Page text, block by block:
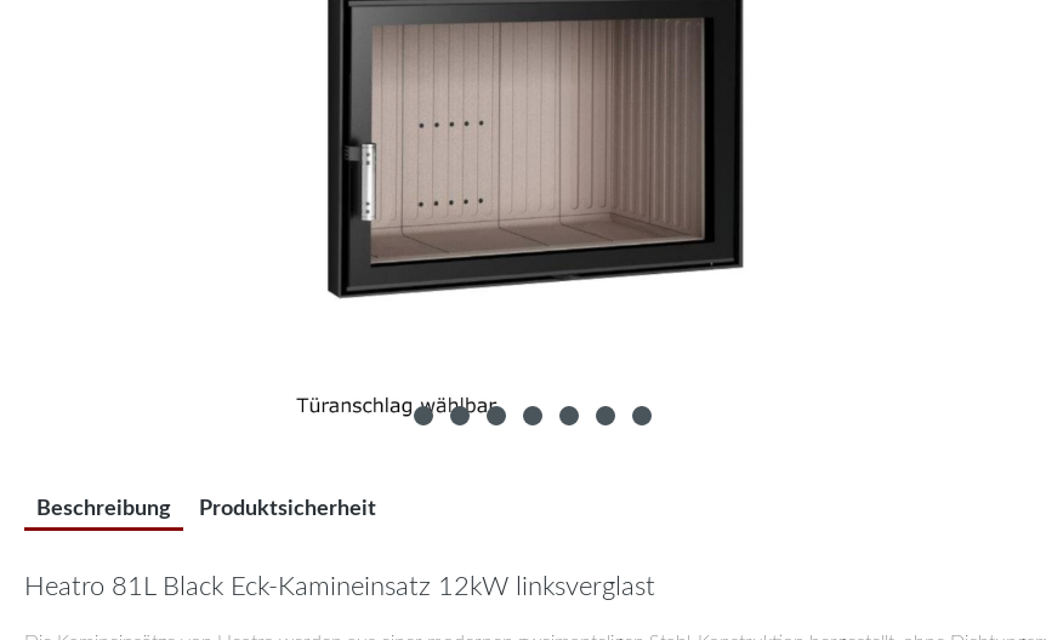
Beschreibung Produktsicherheit
Heatro 81L Black Eck-Kamineinsatz 12kW linksverglast